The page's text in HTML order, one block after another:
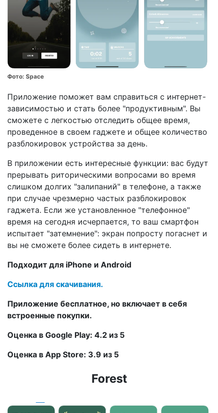
Фото: Space
Приложение поможет вам справиться с интернет-
зависимостью и стать более "продуктивным". Вы
сможете с легкостью отследить общее время,
проведенное в своем гаджете и общее количество
разблокировок устройства за день.
В приложении есть интересные функции: вас будут
прерывать риторическими вопросами во время
слишком долгих "залипаний" в телефоне, а также
при случае чрезмерно частых разблокировок
гаджета. Если же установленное "телефонное"
время на сегодня исчерпается, то ваш смартфон
испытает "затемнение": экран попросту погаснет и
вы не сможете более сидеть в интернете.
Подходит для iPhone и Android
Ссылка для скачивания.
Приложение бесплатное, но включает в себя
встроенные покупки.
Оценка в Google Play: 4.2 из 5
Оценка в App Store: 3.9 из 5
Forest